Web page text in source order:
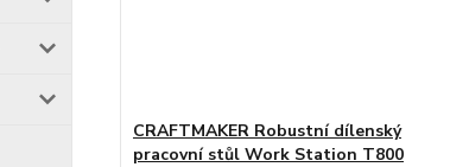
CRAFTMAKER Robustní dílenský
pracovní stůl Work Station T800